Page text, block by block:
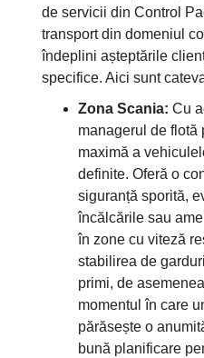
de servicii din Control
transport din domeniul
îndeplini așteptările
specifice. Aici sunt
Zona Scania: Cu
managerul de flotă
maximă a
definite. Oferă o
siguranță sporită,
încălcările sau
în zone cu viteză
stabilirea de
primi, de
momentul în care
părăsește o
bună planificare